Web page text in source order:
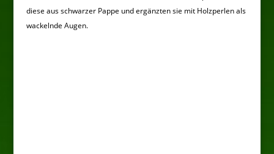
diese aus schwarzer Pappe und ergänzten sie mit Holzperlen als
wackelnde Augen.